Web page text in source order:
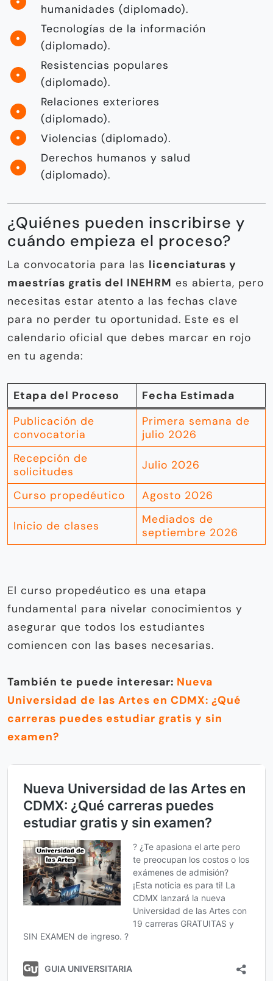
humanidades (diplomado).
Tecnologías de la información
(diplomado).
Resistencias populares
(diplomado).
Relaciones exteriores
(diplomado).
Violencias (diplomado).
Derechos humanos y salud
(diplomado).
¿Quiénes pueden inscribirse y
cuándo empieza el proceso?
La convocatoria para las licenciaturas y
maestrías gratis del INEHRM es abierta, pero
necesitas estar atento a las fechas clave
para no perder tu oportunidad. Este es el
calendario oficial que debes marcar en rojo
en tu agenda:
Etapa del Proceso
Fecha Estimada
Publicación de
convocatoria
Primera semana de
julio 2026
Recepción de
solicitudes
Julio 2026
Curso propedéutico Agosto 2026
Inicio de clases
Mediados de
septiembre 2026
El curso propedéutico es una etapa
fundamental para nivelar conocimientos y
asegurar que todos los estudiantes
comiencen con las bases necesarias.
También te puede interesar: Nueva
Universidad de las Artes en CDMX: ¿Qué
carreras puedes estudiar gratis y sin
examen?